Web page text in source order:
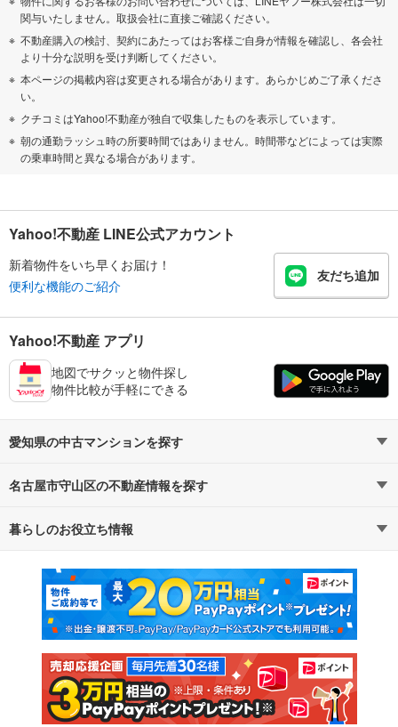
関与いたしません。取扱会社に直接ご確認ください。
不動産購入の検討、契約にあたってはお客様ご自身が情報を確認し、各会社
より十分な説明を受け判断してください。
本ページの掲載内容は変更される場合があります。あらかじめご了承くださ
い。
クチコミはYahoo!不動産が独自で収集したものを表示しています。
朝の通勤ラッシュ時の所要時間ではありません。時間帯などによっては実際
の乗車時間と異なる場合があります。
Yahoo!不動産 LINE公式アカウント
新着物件をいち早くお届け！
便利な機能のご紹介
友だち追加
Yahoo!不動産 アプリ
地図でサクッと物件探し
物件比較が手軽にできる
愛知県の中古マンションを探す
路線・駅から探す
通勤・通学時間から探す
名古屋市守山区の不動産情報を探す
不動産・住宅
新築マンション 中古マンション
新築一戸建て 中古一戸建て
注文住宅 土地
売却査定
暮らしのお役立ち情報
マンションカタログ 教えて！住まいの先生